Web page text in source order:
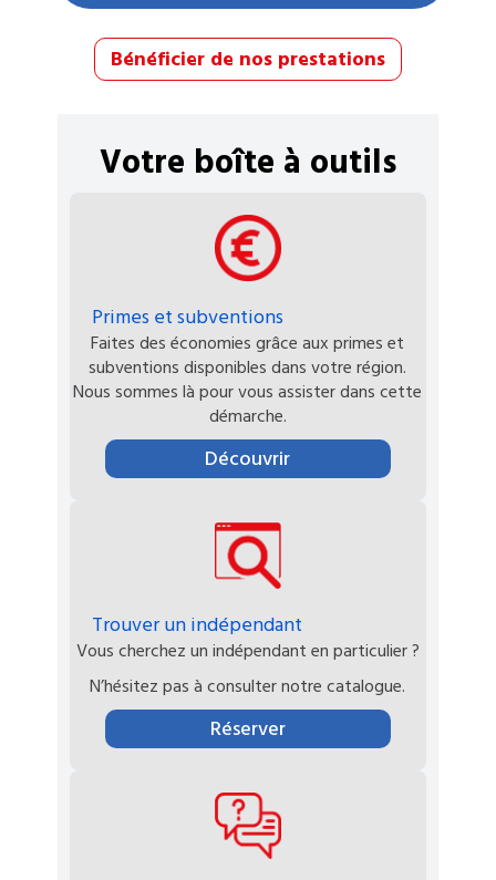
Bénéficier de nos prestations
Votre boîte à outils
Primes et subventions
Faites des économies grâce aux primes et
subventions disponibles dans votre région.
Nous sommes là pour vous assister dans cette
démarche.
Découvrir
Trouver un indépendant
Vous cherchez un indépendant en particulier ?
N’hésitez pas à consulter notre catalogue.
Réserver